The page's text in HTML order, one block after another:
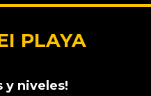
PLAYA
y niveles!